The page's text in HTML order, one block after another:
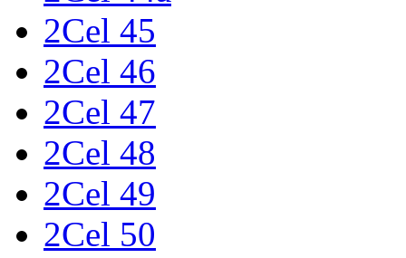
2Cel 45
2Cel 46
2Cel 47
2Cel 48
2Cel 49
2Cel 50